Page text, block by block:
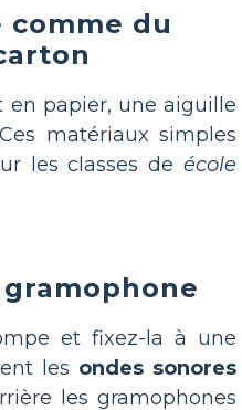
comme du
papier, une aiguille
matériaux simples
les classes de école
et fixez-la à une
les ondes sonores
les gramophones